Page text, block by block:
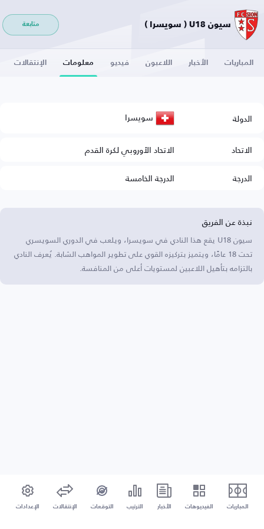
سيون U18 ( سويسرا ) متابعة
المباريات الأخبار اللاعبون فيديو معلومات الإنتقالات
الدولة سويسرا
الاتحاد
الاتحاد الأوروبي لكرة القدم
الدرجة
الدرجة الخامسة
نبذة عن الفريق
سيون U18 يقع هذا النادي في سويسرا، ويلعب في الدوري السويسري
تحت 18 عامًا، ويتميز بتركيزه القوي على تطوير المواهب الشابة. يُعرف النادي
بالتزامه بتأهيل اللاعبين لمستويات أعلى من المنافسة.
المباريات الفيديوهات الأخبار الترتيب التوقعات الإنتقالات الإعدادات